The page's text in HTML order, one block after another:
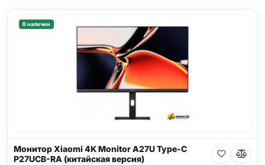
В наличии
Монитор Xiaomi 4K Monitor A27U Type-C
P27UCB-RA (китайская версия)